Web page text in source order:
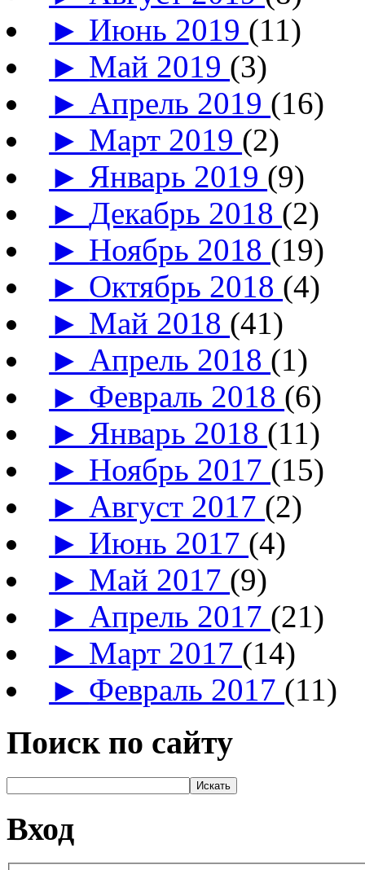
► Июнь 2019 (11)
► Май 2019 (3)
► Апрель 2019 (16)
► Март 2019 (2)
► Январь 2019 (9)
►Декабрь 2018 (2)
► Ноябрь 2018 (19)
► Октябрь 2018 (4)
► Май 2018 (41)
► Апрель 2018 (1)
► Февраль 2018 (6)
► Январь 2018 (11)
► Ноябрь 2017 (15)
► Август 2017 (2)
► Июнь 2017 (4)
► Май 2017 (9)
► Апрель 2017 (21)
► Март 2017 (14)
► Февраль 2017 (11)
Поиск по сайту
Вход